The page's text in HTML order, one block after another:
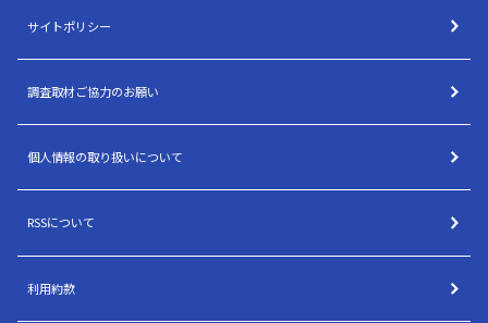
サイトポリシー
調査取材ご協力のお願い
個人情報の取り扱いについて
RSSについて
利用約款